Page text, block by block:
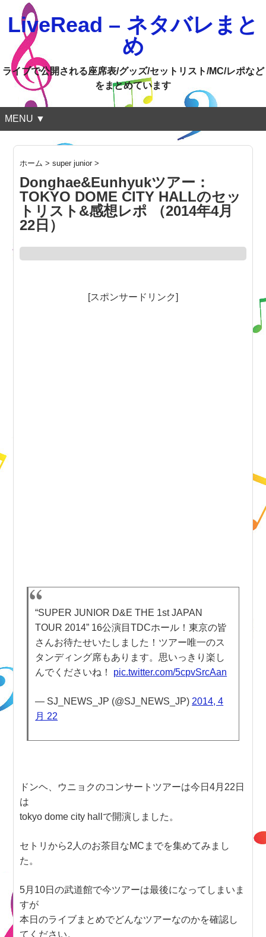
LiveRead – ネタバレまと
め
ライブで公開される座席表/グッズ/セットリスト/MC/レポなど
をまとめています
MENU ▼
ホーム >super junior >
Donghae&Eunhyukツアー：
TOKYO DOME CITY HALLのセッ
トリスト&感想レポ （2014年4月
22日）
[スポンサードリンク]
“SUPER JUNIOR D&E THE 1st JAPAN
TOUR 2014” 16公演目TDCホール！東京の皆
さんお待たせいたしました！ツアー唯一のス
タンディング席もあります。思いっきり楽し
んでくださいね！ pic.twitter.com/5cpvSrcAan
— SJ_NEWS_JP (@SJ_NEWS_JP) 2014, 4
月 22
ドンヘ、ウニョクのコンサートツアーは今日4月22日
は
tokyo dome city hallで開演しました。
セトリから2人のお茶目なMCまでを集めてみまし
た。
5月10日の武道館で今ツアーは最後になってしまいま
すが
本日のライブまとめでどんなツアーなのかを確認し
てください。